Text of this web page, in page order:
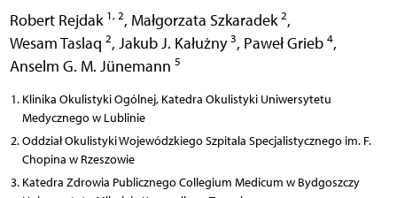
Robert Rejdak 1, 2, Małgorzata Szkaradek 2,
Wesam Taslaq 2, Jakub J. Kałużny 3, Paweł Grieb 4,
Anselm G. M. Jünemann 5
Klinika Okulistyki Ogólnej, Katedra Okulistyki Uniwersytetu
Medycznego w Lublinie
Oddział Okulistyki Wojewódzkiego Szpitala Specjalistycznego im. F.
Chopina w Rzeszowie
Katedra Zdrowia Publicznego Collegium Medicum w Bydgoszczy